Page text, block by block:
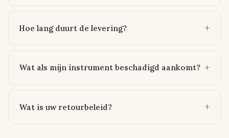
Hoe lang duurt de levering?
Wat als mijn instrument beschadigd aankomt?
Wat is uw retourbeleid?